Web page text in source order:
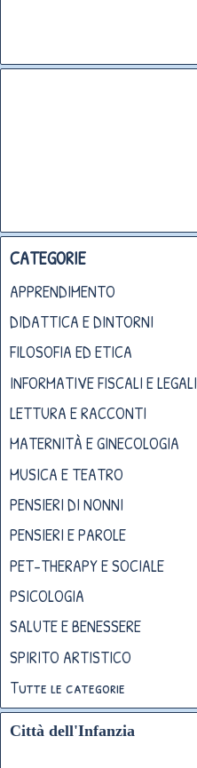
CATEGORIE
APPRENDIMENTO
DIDATTICA E DINTORNI
FILOSOFIA ED ETICA
INFORMATIVE FISCALI E LEGALI
LETTURA E RACCONTI
MATERNITÀ E GINECOLOGIA
MUSICA E TEATRO
PENSIERI DI NONNI
PENSIERI E PAROLE
PET-THERAPY E SOCIALE
PSICOLOGIA
SALUTE E BENESSERE
SPIRITO ARTISTICO
Tutte le categorie
Città dell'Infanzia